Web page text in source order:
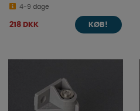
4-9 dage
218 DKK KØB!